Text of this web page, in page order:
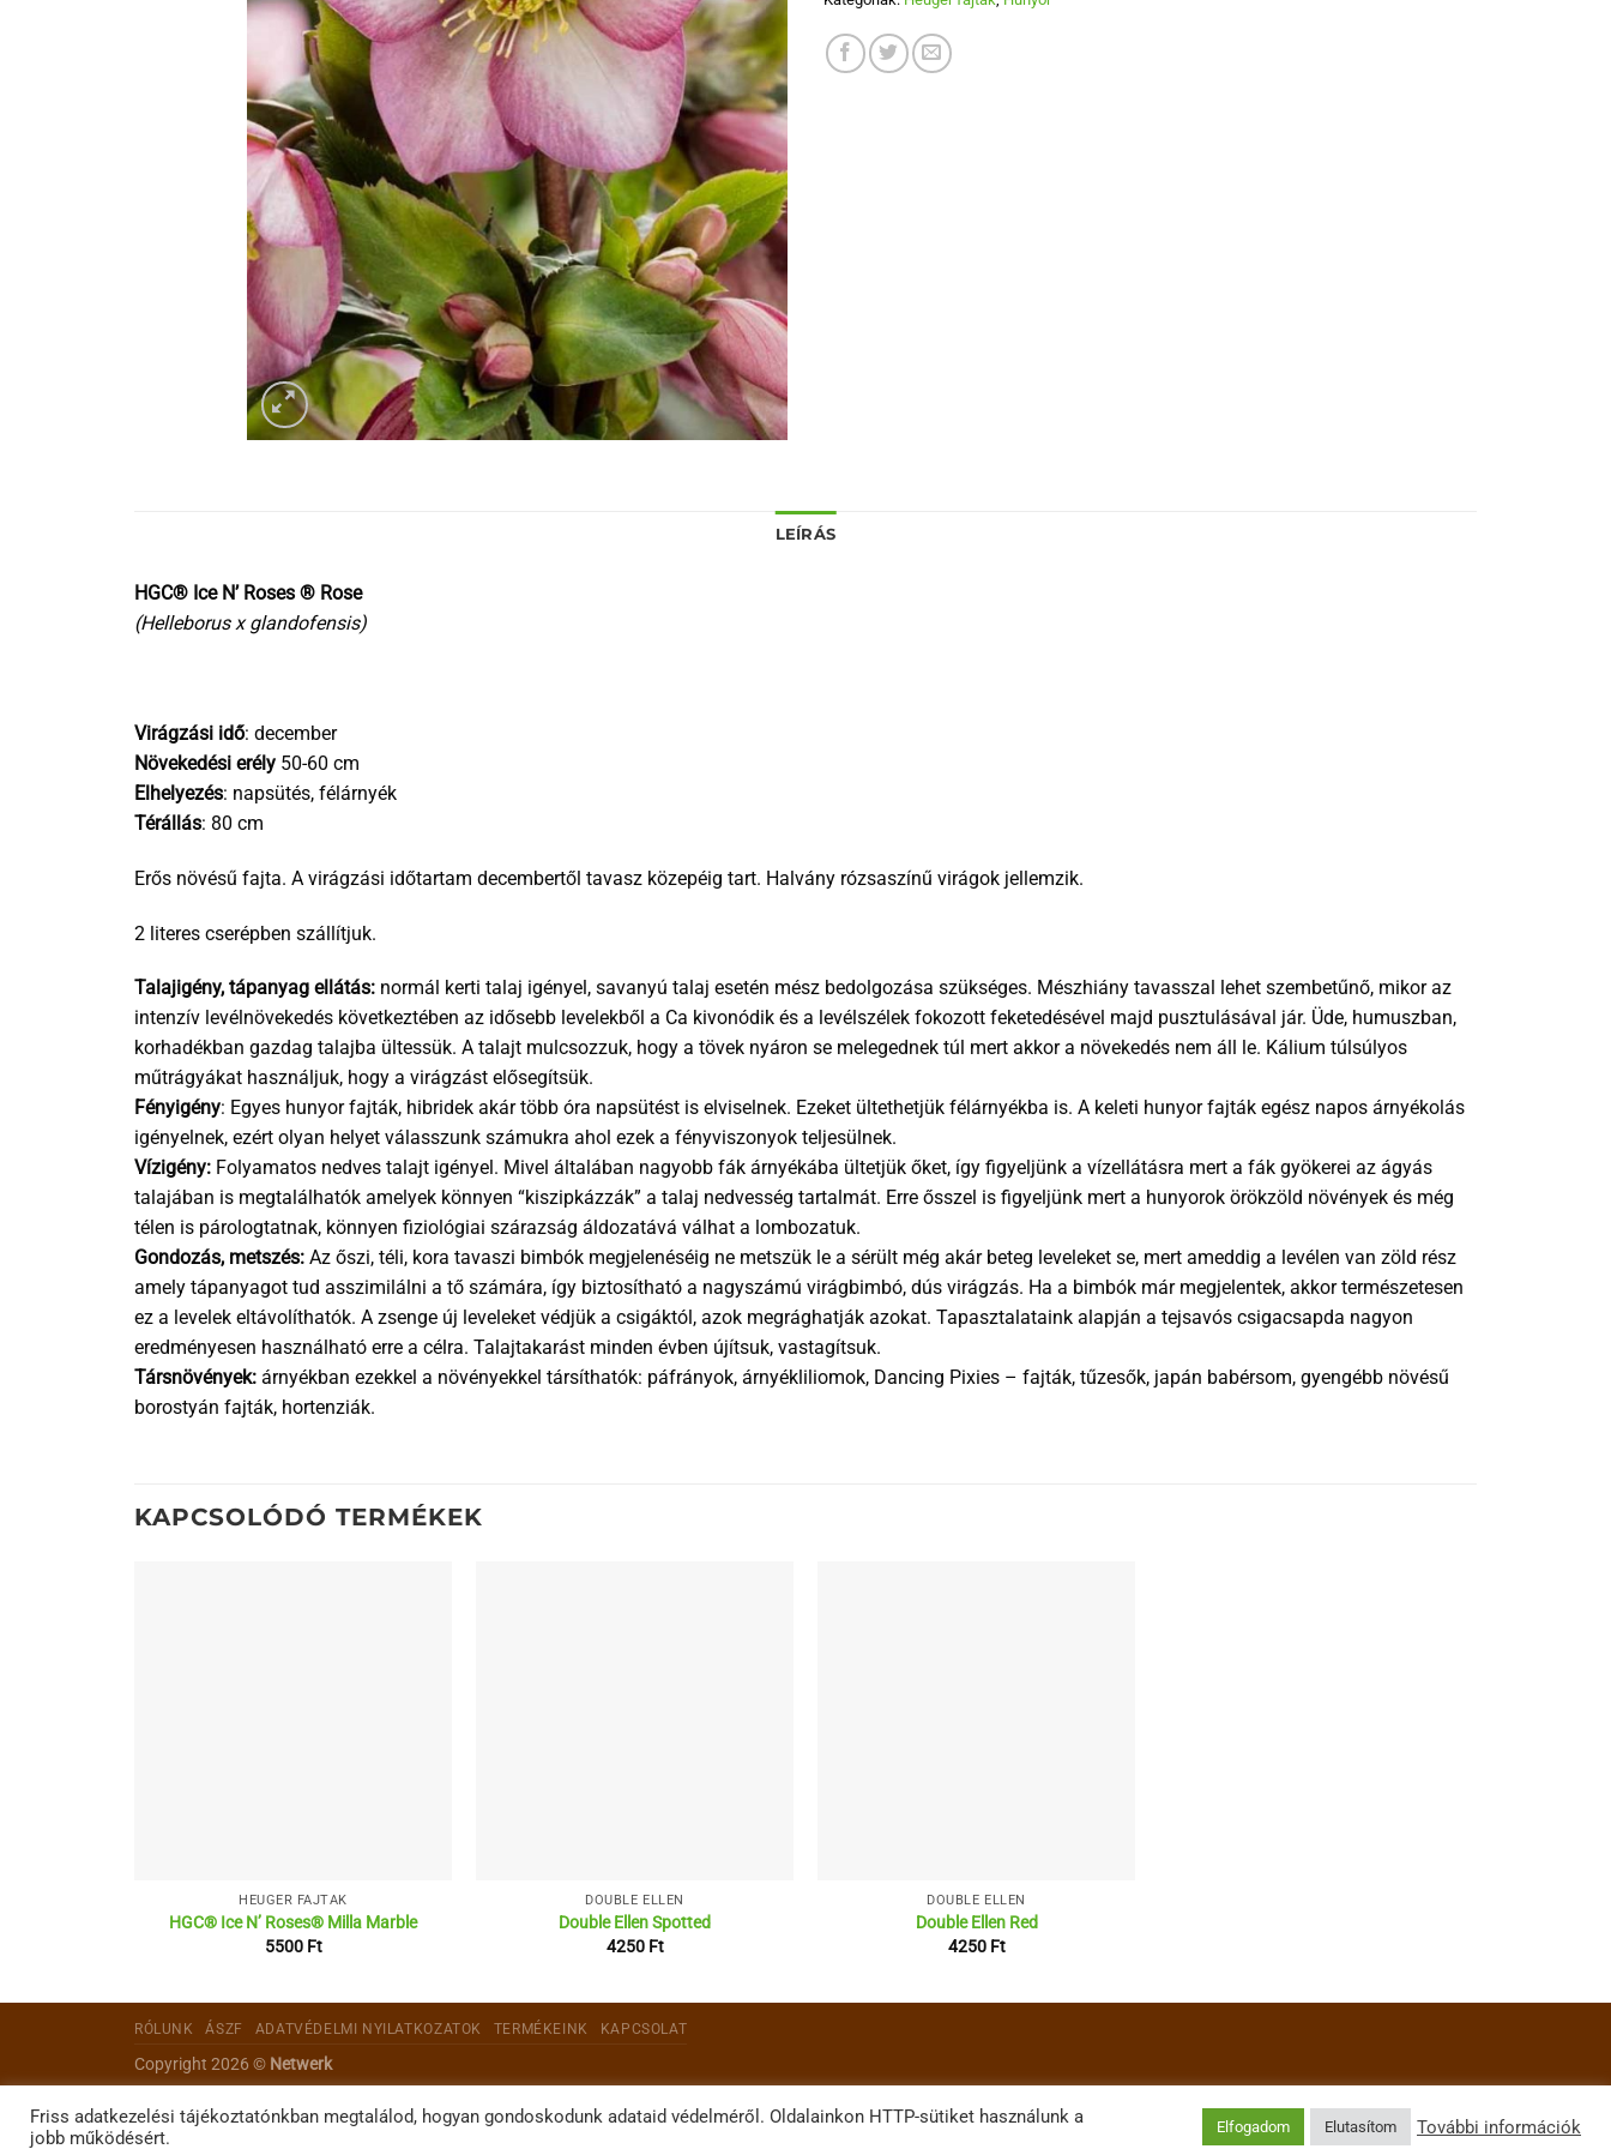
LEÍRÁS
HGC® Ice N’ Roses ® Rose
(Helleborus x glandofensis)
Virágzási idő: december
Növekedési erély 50-60 cm
Elhelyezés: napsütés, félárnyék
Térállás: 80 cm
Erős növésű fajta. A virágzási időtartam decembertől tavasz közepéig tart. Halvány rózsaszínű virágok jellemzik.
2 literes cserépben szállítjuk.
Talajigény, tápanyag ellátás: normál kerti talaj igényel, savanyú talaj esetén mész bedolgozása szükséges. Mészhiány tavasszal lehet szembetűnő, mikor az
intenzív levélnövekedés következtében az idősebb levelekből a Ca kivonódik és a levélszélek fokozott feketedésével majd pusztulásával jár. Üde, humuszban,
korhadékban gazdag talajba ültessük. A talajt mulcsozzuk, hogy a tövek nyáron se melegednek túl mert akkor a növekedés nem áll le. Kálium túlsúlyos
műtrágyákat használjuk, hogy a virágzást elősegítsük.
Fényigény: Egyes hunyor fajták, hibridek akár több óra napsütést is elviselnek. Ezeket ültethetjük félárnyékba is. A keleti hunyor fajták egész napos árnyékolás
igényelnek, ezért olyan helyet válasszunk számukra ahol ezek a fényviszonyok teljesülnek.
Vízigény: Folyamatos nedves talajt igényel. Mivel általában nagyobb fák árnyékába ültetjük őket, így figyeljünk a vízellátásra mert a fák gyökerei az ágyás
talajában is megtalálhatók amelyek könnyen “kiszipkázzák” a talaj nedvesség tartalmát. Erre ősszel is figyeljünk mert a hunyorok örökzöld növények és még
télen is párologtatnak, könnyen fiziológiai szárazság áldozatává válhat a lombozatuk.
Gondozás, metszés: Az őszi, téli, kora tavaszi bimbók megjelenéséig ne metszük le a sérült még akár beteg leveleket se, mert ameddig a levélen van zöld rész
amely tápanyagot tud asszimilálni a tő számára, így biztosítható a nagyszámú virágbimbó, dús virágzás. Ha a bimbók már megjelentek, akkor természetesen
ez a levelek eltávolíthatók. A zsenge új leveleket védjük a csigáktól, azok megrághatják azokat. Tapasztalataink alapján a tejsavós csigacsapda nagyon
eredményesen használható erre a célra. Talajtakarást minden évben újítsuk, vastagítsuk.
Társnövények: árnyékban ezekkel a növényekkel társíthatók: páfrányok, árnyékliliomok, Dancing Pixies – fajták, tűzesők, japán babérsom, gyengébb növésű
borostyán fajták, hortenziák.
KAPCSOLÓDÓ TERMÉKEK
HEUGER FAJTÁK
HGC® Ice N’ Roses® Milla Marble
5500 Ft
DOUBLE ELLEN
Double Ellen Spotted
4250 Ft
DOUBLE ELLEN
Double Ellen Red
4250 Ft
RÓLUNK ÁSZF ADATVÉDELMI NYILATKOZATOK TERMÉKEINK KAPCSOLAT
Copyright 2026 © Netwerk
Friss adatkezelési tájékoztatónkban megtalálod, hogyan gondoskodunk adataid védelméről. Oldalainkon HTTP-sütiket használunk a
jobb működésért.
Elfogadom Elutasítom További információk